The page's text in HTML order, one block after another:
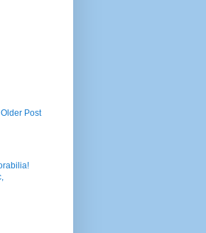
Older Post